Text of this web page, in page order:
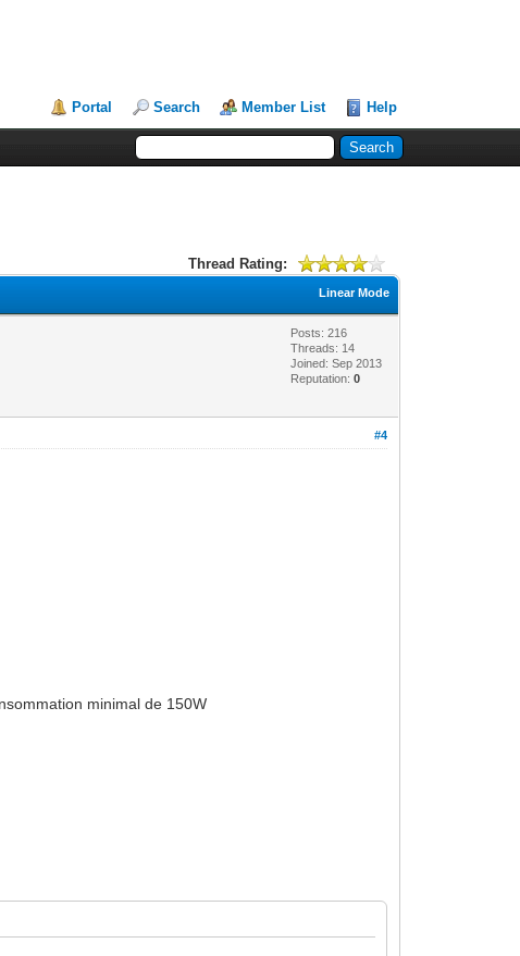
Portal Search Member List Help
Thread Rating:
Linear Mode
Posts: 216
Threads: 14
Joined: Sep 2013
Reputation:0
#4
minimal de 150W